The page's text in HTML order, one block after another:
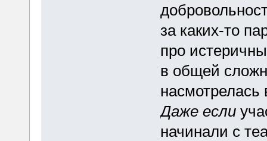
за каких-то
про
в общей
насмотрелась
Даже если
начинали с